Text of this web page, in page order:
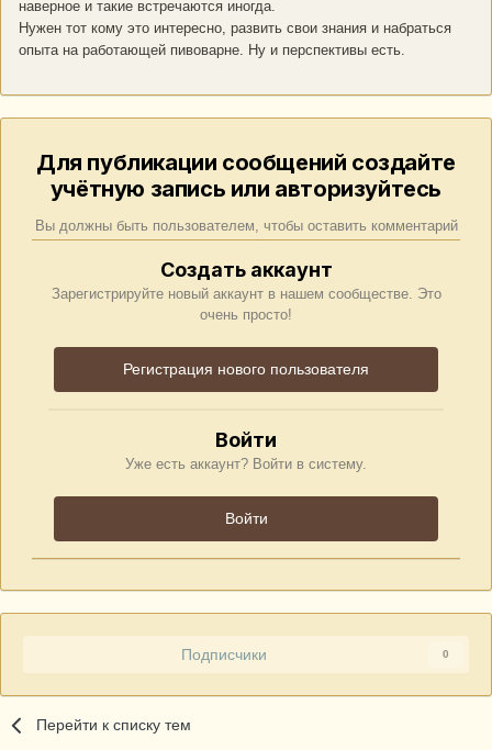
наверное и такие встречаются иногда.
Нужен тот кому это интересно, развить свои знания и набраться
опыта на работающей пивоварне. Ну и перспективы есть.
Для публикации сообщений создайте
учётную запись или авторизуйтесь
Вы должны быть пользователем, чтобы оставить комментарий
Создать аккаунт
Зарегистрируйте новый аккаунт в нашем сообществе. Это
очень просто!
Регистрация нового пользователя
Войти
Уже есть аккаунт? Войти в систему.
Войти
Подписчики 0
Перейти к списку тем